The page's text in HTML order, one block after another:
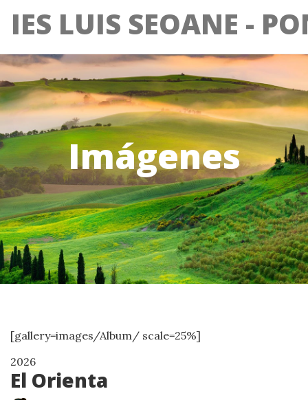
IES LUIS SEOANE -
Imágenes
[gallery=images/Album/ scale=25%]
2026
El Orienta